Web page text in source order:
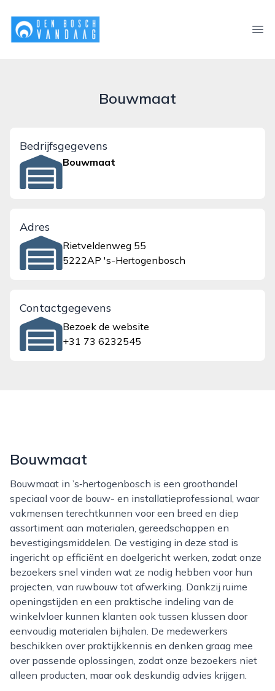
denboschvandaag.nl
Bouwmaat
Bedrijfsgegevens
Bouwmaat
Adres
Rietveldenweg 55
5222AP 's-Hertogenbosch
Contactgegevens
Bezoek de website
+31 73 6232545
Bouwmaat
Bouwmaat in ’s‑hertogenbosch is een groothandel
speciaal voor de bouw- en installatieprofessional, waar
vakmensen terechtkunnen voor een breed en diep
assortiment aan materialen, gereedschappen en
bevestigingsmiddelen. De vestiging in deze stad is
ingericht op efficiënt en doelgericht werken, zodat onze
bezoekers snel vinden wat ze nodig hebben voor hun
projecten, van ruwbouw tot afwerking. Dankzij ruime
openingstijden en een praktische indeling van de
winkelvloer kunnen klanten ook tussen klussen door
eenvoudig materialen bijhalen. De medewerkers
beschikken over praktijkkennis en denken graag mee
over passende oplossingen, zodat onze bezoekers niet
alleen producten, maar ook deskundig advies krijgen.